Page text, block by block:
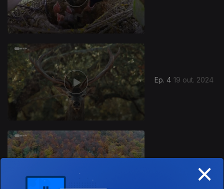
Ep. 4 19 out. 2024
12 out. 2024
×